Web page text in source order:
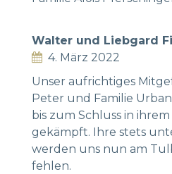
Walter und Liebgard
4. März 2022
Unser aufrichtiges
Peter und Familie
bis zum Schluss in
gekämpft. Ihre stets
werden uns nun am
fehlen.